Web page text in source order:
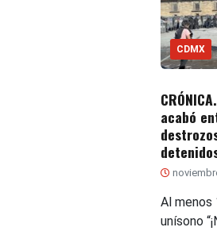
CDMX
acabó
Al menos
unísono